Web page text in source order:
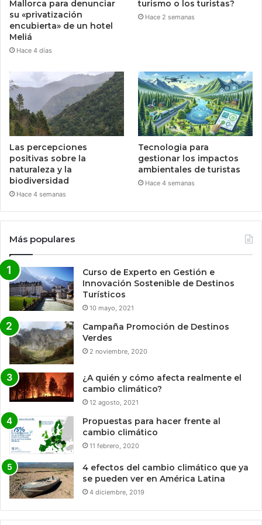
Mallorca para denunciar
su «privatización
encubierta» de un hotel
Meliá
Hace 4 días
turismo o los turistas?
Hace 2 semanas
Las percepciones
positivas sobre la
naturaleza y la
biodiversidad
Hace 4 semanas
Tecnologia para
gestionar los impactos
ambientales de turistas
Hace 4 semanas
Más populares
Curso de Experto en Gestión e
Innovación Sostenible de Destinos
Turísticos
10 mayo, 2021
Campaña Promoción de Destinos
Verdes
2 noviembre, 2020
¿A quién y cómo afecta realmente el
cambio climático?
12 agosto, 2021
Propuestas para hacer frente al
cambio climático
11 febrero, 2020
4 efectos del cambio climático que ya
se pueden ver en América Latina
4 diciembre, 2019